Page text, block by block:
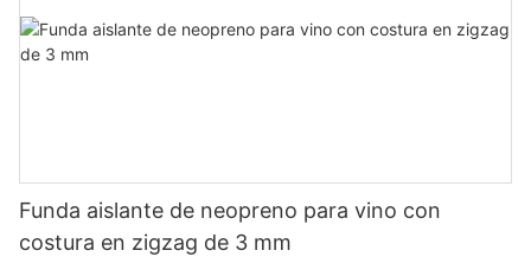
Funda aislante de neopreno para vino con
costura en zigzag de 3 mm